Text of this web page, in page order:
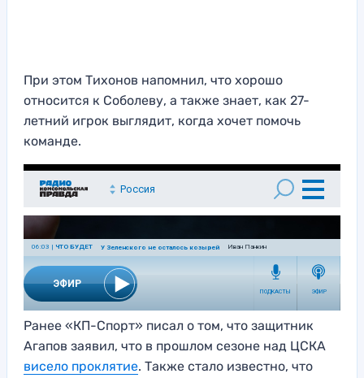
При этом Тихонов напомнил, что хорошо
относится к Соболеву, а также знает, как 27-
летний игрок выглядит, когда хочет помочь
команде.
Ранее «КП-Спорт» писал о том, что защитник
Агапов заявил, что в прошлом сезоне над ЦСКА
висело проклятие. Также стало известно, что